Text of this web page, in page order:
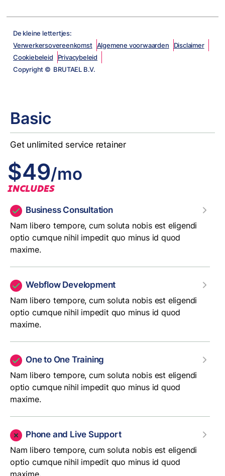
De kleine lettertjes:
Verwerkersovereenkomst Algemene voorwaarden
Disclaimer
Cookiebeleid
Privacybeleid
Copyright © BRUTAEL B.V.
Basic
Get unlimited service retainer
$49/mo
INCLUDES
Business Consultation
Nam libero tempore, cum soluta nobis est eligendi
optio cumque nihil impedit quo minus id quod
maxime.
Webflow Development
Nam libero tempore, cum soluta nobis est eligendi
optio cumque nihil impedit quo minus id quod
maxime.
One to One Training
Nam libero tempore, cum soluta nobis est eligendi
optio cumque nihil impedit quo minus id quod
maxime.
Phone and Live Support
Nam libero tempore, cum soluta nobis est eligendi
optio cumque nihil impedit quo minus id quod
maxime.